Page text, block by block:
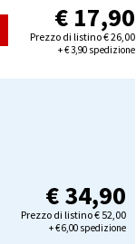
€ 17,90
Prezzo di listino€26,00
+€3,90 spedizione
€34,90
Prezzo di listino€ 52,00
+€6,00 spedizione